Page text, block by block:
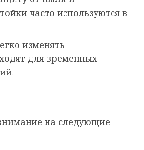
часто используются в
изменять
для временных
на следующие